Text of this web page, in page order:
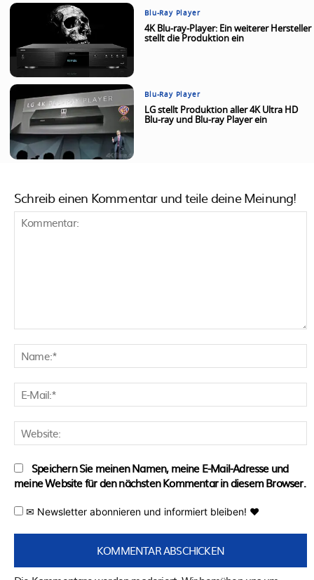
Blu-Ray Player
4K Blu-ray-Player: Ein weiterer Hersteller
stellt die Produktion ein
Blu-Ray Player
LG stellt Produktion aller 4K Ultra HD
Blu-ray und Blu-ray Player ein
Schreib einen Kommentar und teile deine Meinung!
Speichern Sie meinen Namen, meine E-Mail-Adresse und
meine Website für den nächsten Kommentar in diesem Browser.
✉ Newsletter abonnieren und informiert bleiben! ♥